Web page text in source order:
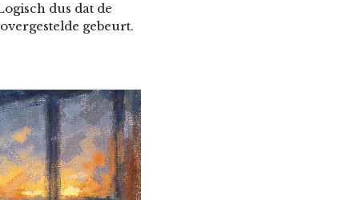
dus dat de
gebeurt.